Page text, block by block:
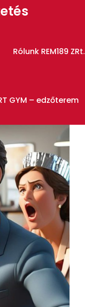
Rólunk REM189 ZRt.
GYM – edzőterem